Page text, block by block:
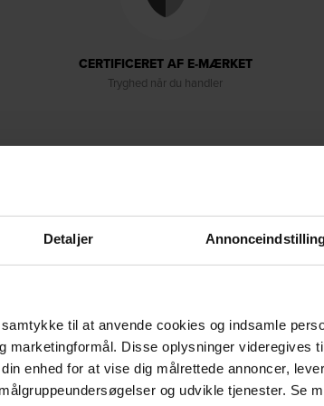
Detaljer
til at anvende cookies og indsamle
marketingformål. Disse oplysninger videregives
enhed for at vise dig målrettede annoncer,
og udvikle tjenester. Se
CERTIFICERET AF E-MÆRKET
Tryghed når du handler
udendørs bord-bænkesæt, der kombinerer
til perfekt brug i det fri. Bordpladen og
blødtræstype, der er berømt for sin